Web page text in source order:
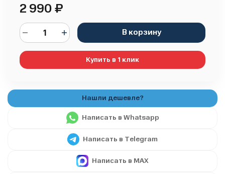
2 990₽
В корзину
Купить в 1 клик
Написать в Whatsapp
Написать в Telegram
Написать в MAX